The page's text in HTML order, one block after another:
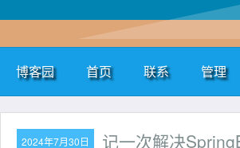
博客园 首页 联系 管理
2024年7月30日
记一次解决